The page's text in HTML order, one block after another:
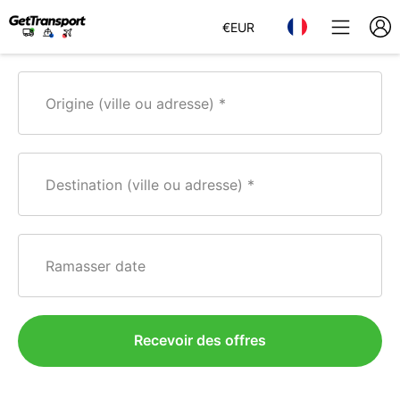
€EUR
Origine (ville ou adresse)
Destination (ville ou adresse)
Ramasser date
Recevoir des offres